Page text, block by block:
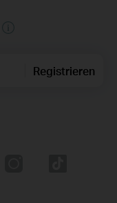
Registrieren